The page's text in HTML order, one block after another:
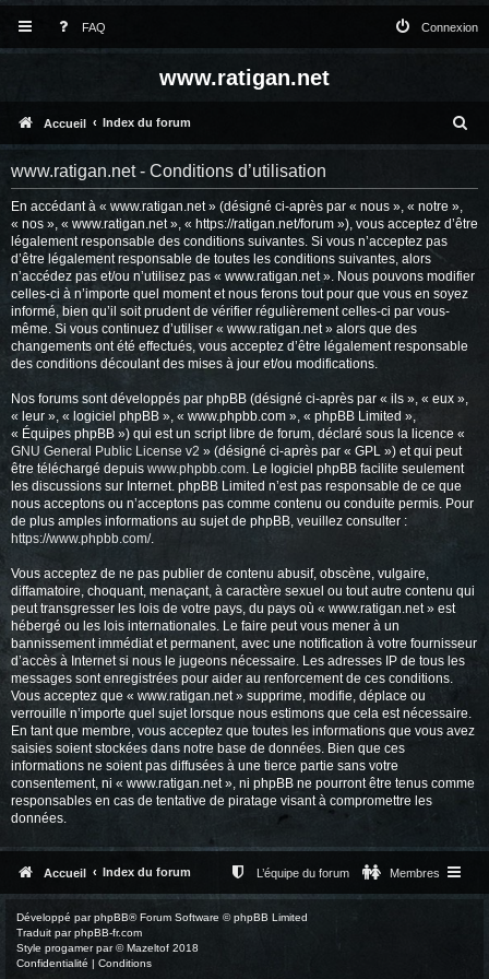
FAQ Connexion
www.ratigan.net
Accueil Index du forum
www.ratigan.net - Conditions d’utilisation
En accédant à « www.ratigan.net » (désigné ci-après par « nous », « notre »,
« nos », « www.ratigan.net », « https://ratigan.net/forum »), vous acceptez d’être
légalement responsable des conditions suivantes. Si vous n’acceptez pas
d’être légalement responsable de toutes les conditions suivantes, alors
n’accédez pas et/ou n’utilisez pas « www.ratigan.net ». Nous pouvons modifier
celles-ci à n’importe quel moment et nous ferons tout pour que vous en soyez
informé, bien qu’il soit prudent de vérifier régulièrement celles-ci par vous-
même. Si vous continuez d’utiliser « www.ratigan.net » alors que des
changements ont été effectués, vous acceptez d’être légalement responsable
des conditions découlant des mises à jour et/ou modifications.
Nos forums sont développés par phpBB (désigné ci-après par « ils », « eux »,
« leur », « logiciel phpBB », « www.phpbb.com », « phpBB Limited »,
« Équipes phpBB ») qui est un script libre de forum, déclaré sous la licence «
GNU General Public License v2 » (désigné ci-après par « GPL ») et qui peut
être téléchargé depuis www.phpbb.com. Le logiciel phpBB facilite seulement
les discussions sur Internet. phpBB Limited n’est pas responsable de ce que
nous acceptons ou n’acceptons pas comme contenu ou conduite permis. Pour
de plus amples informations au sujet de phpBB, veuillez consulter :
https://www.phpbb.com/.
Vous acceptez de ne pas publier de contenu abusif, obscène, vulgaire,
diffamatoire, choquant, menaçant, à caractère sexuel ou tout autre contenu qui
peut transgresser les lois de votre pays, du pays où « www.ratigan.net » est
hébergé ou les lois internationales. Le faire peut vous mener à un
bannissement immédiat et permanent, avec une notification à votre fournisseur
d’accès à Internet si nous le jugeons nécessaire. Les adresses IP de tous les
messages sont enregistrées pour aider au renforcement de ces conditions.
Vous acceptez que « www.ratigan.net » supprime, modifie, déplace ou
verrouille n’importe quel sujet lorsque nous estimons que cela est nécessaire.
En tant que membre, vous acceptez que toutes les informations que vous avez
saisies soient stockées dans notre base de données. Bien que ces
informations ne soient pas diffusées à une tierce partie sans votre
consentement, ni « www.ratigan.net », ni phpBB ne pourront être tenus comme
responsables en cas de tentative de piratage visant à compromettre les
données.
Accueil Index du forum Membres
L’équipe du forum
Développé parphpBB® Forum Software © phpBB Limited
Traduit parphpBB-fr.com
Style progamerpar ©Mazeltof 2018
Confidentialité | Conditions